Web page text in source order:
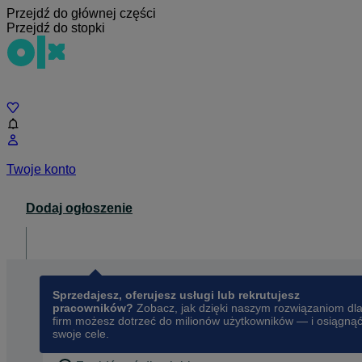
Przejdź do głównej części
Przejdź do stopki
Twoje konto
Dodaj ogłoszenie
Sprzedajesz, oferujesz usługi lub rekrutujesz
pracowników? Zobacz, jak dzięki naszym rozwiązaniom dla
firm możesz dotrzeć do milionów użytkowników — i osiągnąć
swoje cele.